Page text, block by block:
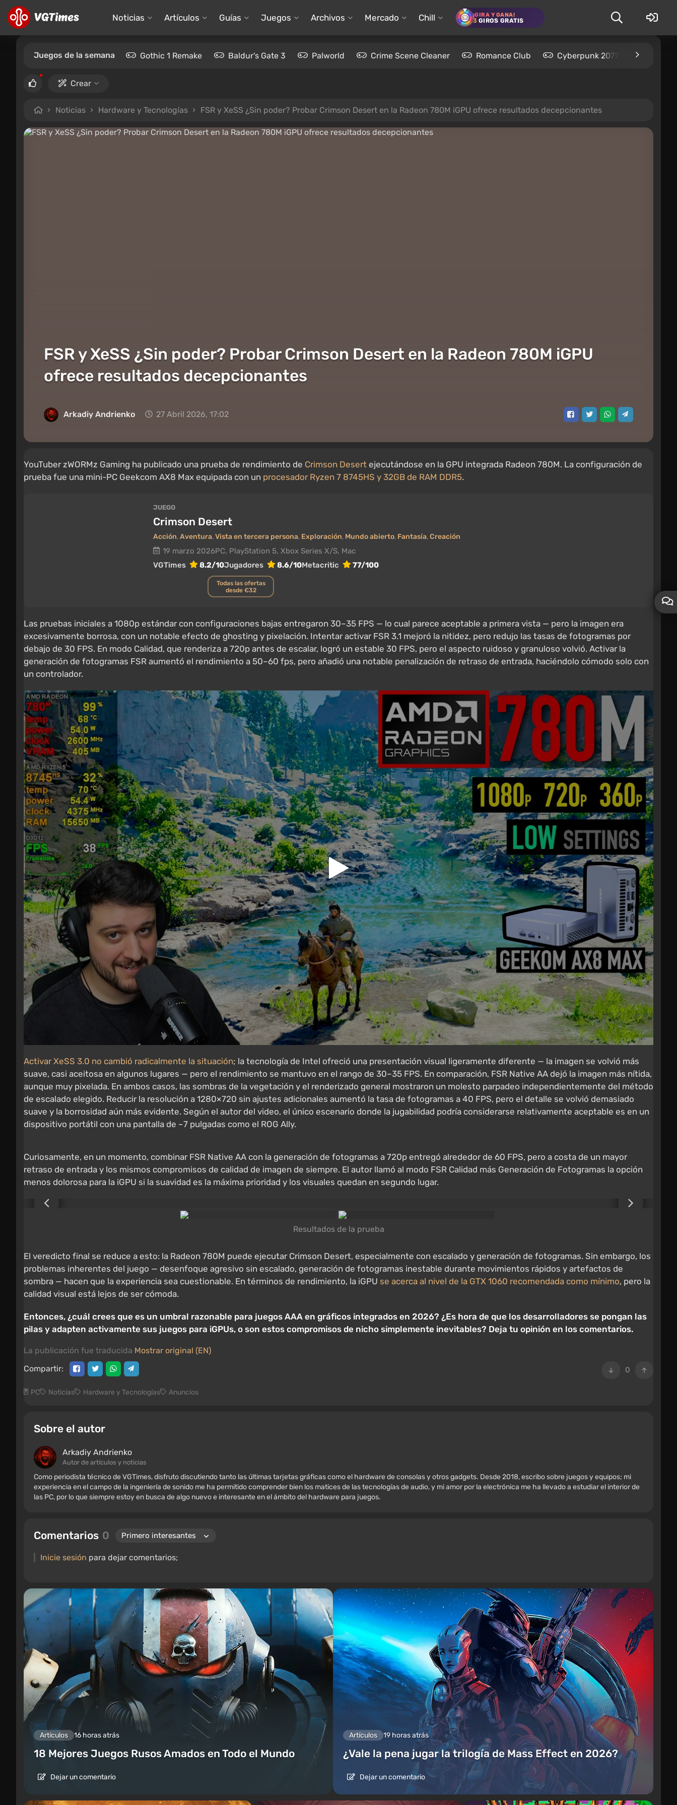
Noticias Artículos Guías Juegos Archivos Mercado Chill ¡GIRA Y GANA!
3 GIROS GRATIS
Juegos de la semana Gothic 1 Remake Baldur's Gate 3 Palworld Crime Scene Cleaner Romance Club Cyberpunk 2077
Crear
Noticias Hardware y Tecnologías FSR y XeSS ¿Sin poder? Probar Crimson Desert en la Radeon 780M iGPU ofrece resultados decepcionantes
FSR y XeSS ¿Sin poder? Probar Crimson Desert en la Radeon 780M iGPU
ofrece resultados decepcionantes
Arkadiy Andrienko 27 Abril 2026, 17:02
YouTuber zWORMz Gaming ha publicado una prueba de rendimiento de Crimson Desert ejecutándose en la GPU integrada Radeon 780M. La configuración de
prueba fue una mini-PC Geekcom AX8 Max equipada con un procesador Ryzen 7 8745HS y 32GB de RAM DDR5.
JUEGO
Crimson Desert
Acción,Aventura,Vista en tercera persona, Exploración, Mundo abierto, Fantasía,Creación
19 marzo 2026PC, PlayStation 5, Xbox Series X/S, Mac
VGTimes
8.2/10Jugadores 8.6/10Metacritic 77/100
Todas las ofertas
desde €32
Las pruebas iniciales a 1080p estándar con configuraciones bajas entregaron 30–35 FPS — lo cual parece aceptable a primera vista — pero la imagen era
excesivamente borrosa, con un notable efecto de ghosting y pixelación. Intentar activar FSR 3.1 mejoró la nitidez, pero redujo las tasas de fotogramas por
debajo de 30 FPS. En modo Calidad, que renderiza a 720p antes de escalar, logró un estable 30 FPS, pero el aspecto ruidoso y granuloso volvió. Activar la
generación de fotogramas FSR aumentó el rendimiento a 50–60 fps, pero añadió una notable penalización de retraso de entrada, haciéndolo cómodo solo con
un controlador.
Activar XeSS 3.0 no cambió radicalmente la situación; la tecnología de Intel ofreció una presentación visual ligeramente diferente — la imagen se volvió más
suave, casi aceitosa en algunos lugares — pero el rendimiento se mantuvo en el rango de 30–35 FPS. En comparación, FSR Native AA dejó la imagen más nítida,
aunque muy pixelada. En ambos casos, las sombras de la vegetación y el renderizado general mostraron un molesto parpadeo independientemente del método
de escalado elegido. Reducir la resolución a 1280×720 sin ajustes adicionales aumentó la tasa de fotogramas a 40 FPS, pero el detalle se volvió demasiado
suave y la borrosidad aún más evidente. Según el autor del video, el único escenario donde la jugabilidad podría considerarse relativamente aceptable es en un
dispositivo portátil con una pantalla de ~7 pulgadas como el ROG Ally.
Curiosamente, en un momento, combinar FSR Native AA con la generación de fotogramas a 720p entregó alrededor de 60 FPS, pero a costa de un mayor
retraso de entrada y los mismos compromisos de calidad de imagen de siempre. El autor llamó al modo FSR Calidad más Generación de Fotogramas la opción
menos dolorosa para la iGPU si la suavidad es la máxima prioridad y los visuales quedan en segundo lugar.
Resultados de la prueba
El veredicto final se reduce a esto: la Radeon 780M puede ejecutar Crimson Desert, especialmente con escalado y generación de fotogramas. Sin embargo, los
problemas inherentes del juego — desenfoque agresivo sin escalado, generación de fotogramas inestable durante movimientos rápidos y artefactos de
sombra — hacen que la experiencia sea cuestionable. En términos de rendimiento, la iGPU se acerca al nivel de la GTX 1060 recomendada como mínimo, pero la
calidad visual está lejos de ser cómoda.
Entonces, ¿cuál crees que es un umbral razonable para juegos AAA en gráficos integrados en 2026? ¿Es hora de que los desarrolladores se pongan las
pilas y adapten activamente sus juegos para iGPUs, o son estos compromisos de nicho simplemente inevitables? Deja tu opinión en los comentarios.
La publicación fue traducida Mostrar original (EN)
0
Compartir:
PC Noticias Hardware y Tecnologías Anuncios
Sobre el autor
Arkadiy Andrienko
Autor de artículos y noticias
Como periodista técnico de VGTimes, disfruto discutiendo tanto las últimas tarjetas gráficas como el hardware de consolas y otros gadgets. Desde 2018, escribo sobre juegos y equipos; mi
experiencia en el campo de la ingeniería de sonido me ha permitido comprender bien los matices de las tecnologías de audio, y mi amor por la electrónica me ha llevado a estudiar el interior de
las PC, por lo que siempre estoy en busca de algo nuevo e interesante en el ámbito del hardware para juegos.
Comentarios 0
Inicie sesión para dejar comentarios;
Artículos 16 horas atrás
18 Mejores Juegos Rusos Amados en Todo el Mundo
Dejar un comentario
Artículos 19 horas atrás
¿Vale la pena jugar la trilogía de Mass Effect en 2026?
Dejar un comentario